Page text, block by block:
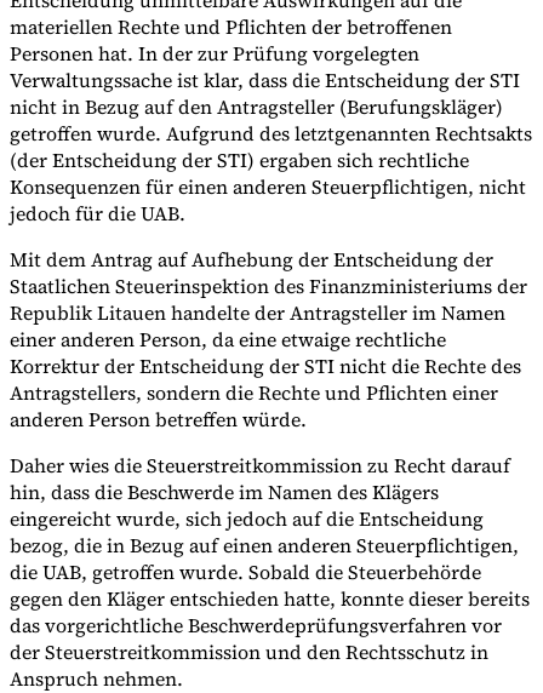
materiellen Rechte und Pflichten der betroffenen
Personen hat. In der zur Prüfung vorgelegten
Verwaltungssache ist klar, dass die Entscheidung der STI
nicht in Bezug auf den Antragsteller (Berufungskläger)
getroffen wurde. Aufgrund des letztgenannten Rechtsakts
(der Entscheidung der STI) ergaben sich rechtliche
Konsequenzen für einen anderen Steuerpflichtigen, nicht
jedoch für die UAB.
Mit dem Antrag auf Aufhebung der Entscheidung der
Staatlichen Steuerinspektion des Finanzministeriums der
Republik Litauen handelte der Antragsteller im Namen
einer anderen Person, da eine etwaige rechtliche
Korrektur der Entscheidung der STI nicht die Rechte des
Antragstellers, sondern die Rechte und Pflichten einer
anderen Person betreffen würde.
Daher wies die Steuerstreitkommission zu Recht darauf
hin, dass die Beschwerde im Namen des Klägers
eingereicht wurde, sich jedoch auf die Entscheidung
bezog, die in Bezug auf einen anderen Steuerpflichtigen,
die UAB, getroffen wurde. Sobald die Steuerbehörde
gegen den Kläger entschieden hatte, konnte dieser bereits
das vorgerichtliche Beschwerdeprüfungsverfahren vor
der Steuerstreitkommission und den Rechtsschutz in
Anspruch nehmen.